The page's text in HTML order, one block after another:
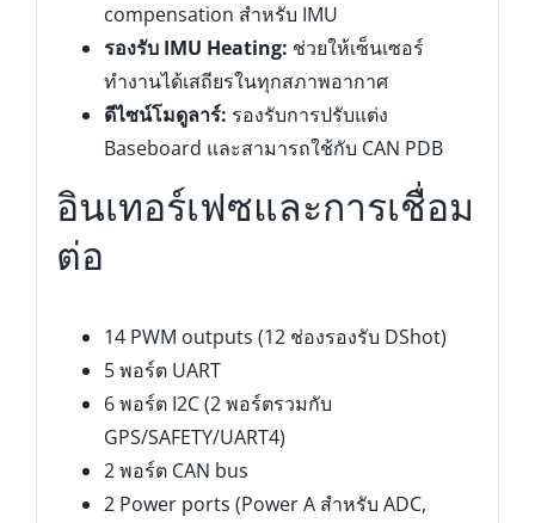
compensation สำหรับ IMU
รองรับ IMU Heating: ช่วยให้เซ็นเซอร์
ทำงานได้เสถียรในทุกสภาพอากาศ
ดีไซน์โมดูลาร์: รองรับการปรับแต่ง
Baseboard และสามารถใช้กับ CAN PDB
อินเทอร์เฟซและการเชื่อม
ต่อ
14 PWM outputs (12 ช่องรองรับ DShot)
5 พอร์ต UART
6 พอร์ต I2C (2 พอร์ตรวมกับ
GPS/SAFETY/UART4)
2 พอร์ต CAN bus
2 Power ports (Power A สำหรับ ADC,